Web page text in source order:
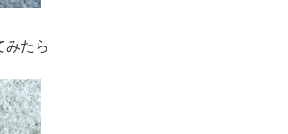
みたら